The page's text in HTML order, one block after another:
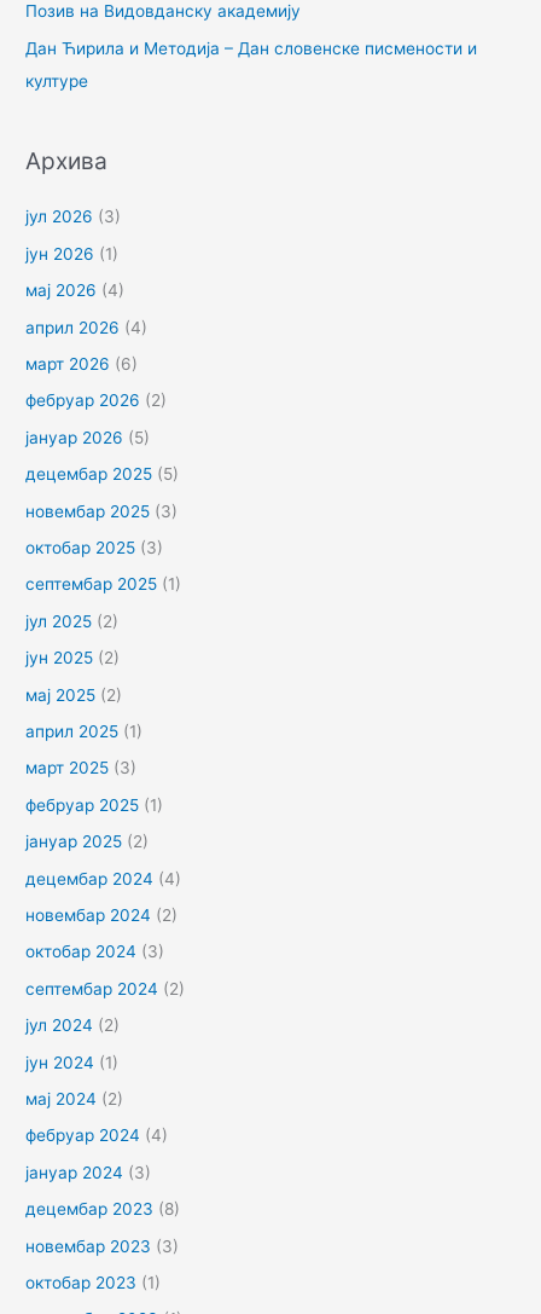
а
:
Позив на Видовданску академију
Дан Ћирила и Методија – Дан словенске писмености и
културе
Архива
јул 2026 (3)
јун 2026 (1)
мај 2026 (4)
април 2026 (4)
март 2026 (6)
фебруар 2026 (2)
јануар 2026 (5)
децембар 2025 (5)
новембар 2025 (3)
октобар 2025 (3)
септембар 2025 (1)
јул 2025 (2)
јун 2025 (2)
мај 2025 (2)
април 2025 (1)
март 2025 (3)
фебруар 2025 (1)
јануар 2025 (2)
децембар 2024 (4)
новембар 2024 (2)
октобар 2024 (3)
септембар 2024 (2)
јул 2024 (2)
јун 2024 (1)
мај 2024 (2)
фебруар 2024 (4)
јануар 2024 (3)
децембар 2023 (8)
новембар 2023 (3)
октобар 2023 (1)